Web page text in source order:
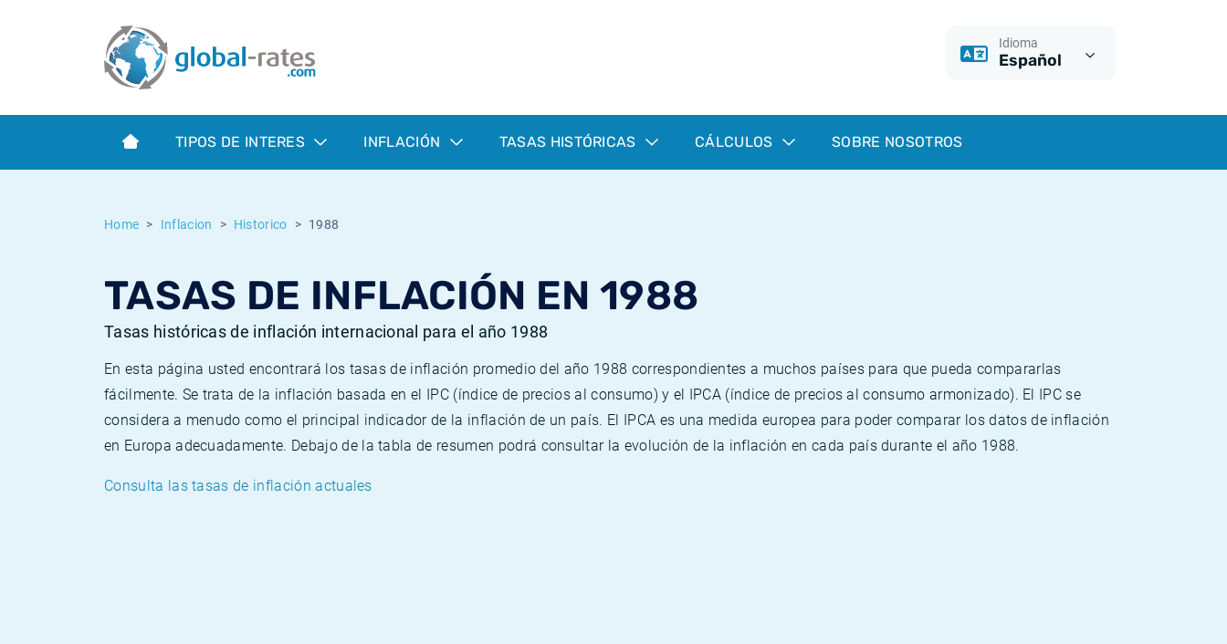
Idioma
Español
TIPOS DE INTERES INFLACIÓN TASAS HISTÓRICAS CÁLCULOS SOBRE NOSOTROS
Home Inflacion Historico 1988
TASAS DE INFLACIÓN EN 1988
Tasas históricas de inflación internacional para el año 1988
En esta página usted encontrará los tasas de inflación promedio del año 1988 correspondientes a muchos países para que pueda compararlas
fácilmente. Se trata de la inflación basada en el IPC (índice de precios al consumo) y el IPCA (índice de precios al consumo armonizado). El IPC se
considera a menudo como el principal indicador de la inflación de un país. El IPCA es una medida europea para poder comparar los datos de inflación
en Europa adecuadamente. Debajo de la tabla de resumen podrá consultar la evolución de la inflación en cada país durante el año 1988.
Consulta las tasas de inflación actuales
Term SOFR
¿Qué es la inflación IPC?
¿Qué es la inflación IPCA?
Inflación Mexicano - IPC
Euribor - histórico
ESTER - histórico
Calculadora de inflación